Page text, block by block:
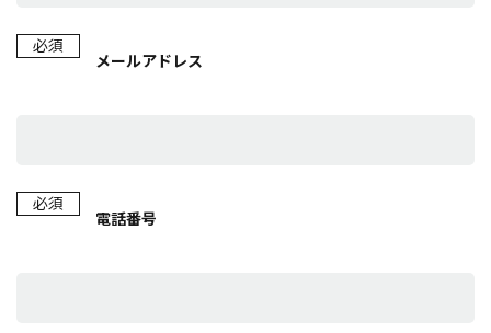
必須
メールアドレス
必須
電話番号